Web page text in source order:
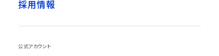
採用情報
公式アカウント